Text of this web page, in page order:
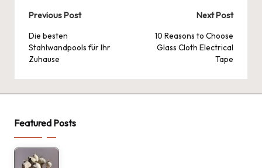
Post
navigation
Previous Post
Die besten
Stahlwandpools für Ihr
Zuhause
Next Post
10 Reasons to Choose
Glass Cloth Electrical
Tape
Featured Posts